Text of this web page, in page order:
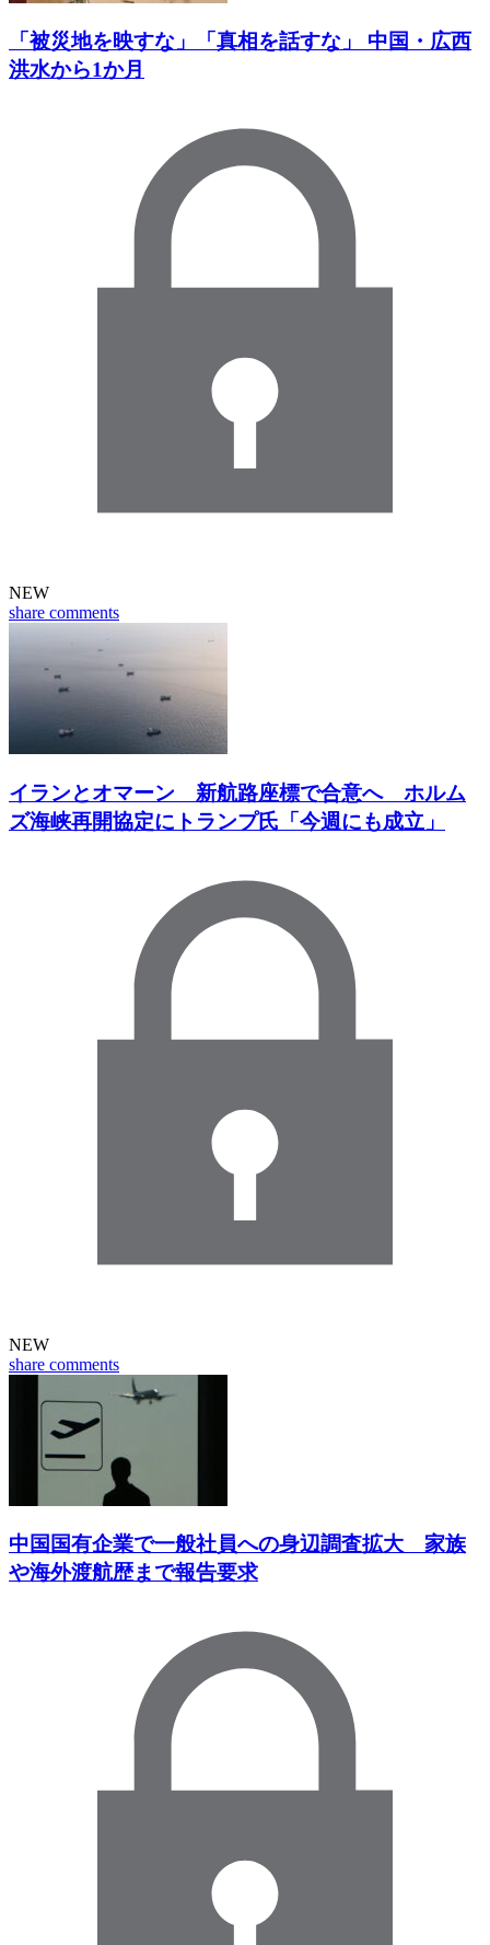
「被災地を映すな」「真相を話すな」 中国・広西
洪水から1か月
NEW
share comments
イランとオマーン 新航路座標で合意へ ホルム
ズ海峡再開協定にトランプ氏「今週にも成立」
NEW
share comments
中国国有企業で一般社員への身辺調査拡大 家族
や海外渡航歴まで報告要求